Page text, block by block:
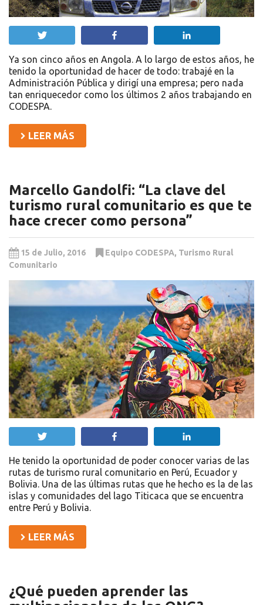
Ya son cinco años en Angola. A lo largo de estos años, he
tenido la oportunidad de hacer de todo: trabajé en la
Administración Pública y dirigí una empresa; pero nada
tan enriquecedor como los últimos 2 años trabajando en
CODESPA.
LEER MÁS
Marcello Gandolfi: “La clave del
turismo rural comunitario es que te
hace crecer como persona”
15 de Julio, 2016 Equipo CODESPA, Turismo Rural
Comunitario
He tenido la oportunidad de poder conocer varias de las
rutas de turismo rural comunitario en Perú, Ecuador y
Bolivia. Una de las últimas rutas que he hecho es la de las
islas y comunidades del lago Titicaca que se encuentra
entre Perú y Bolivia.
LEER MÁS
¿Qué pueden aprender las